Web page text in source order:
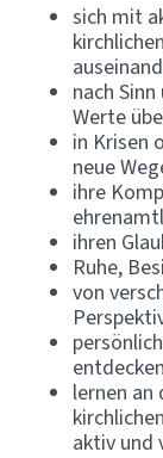
sich mit
nach
Werte
in Krisen
neue
ihre
ihren
Ruhe,
von
lernen an
aktiv und